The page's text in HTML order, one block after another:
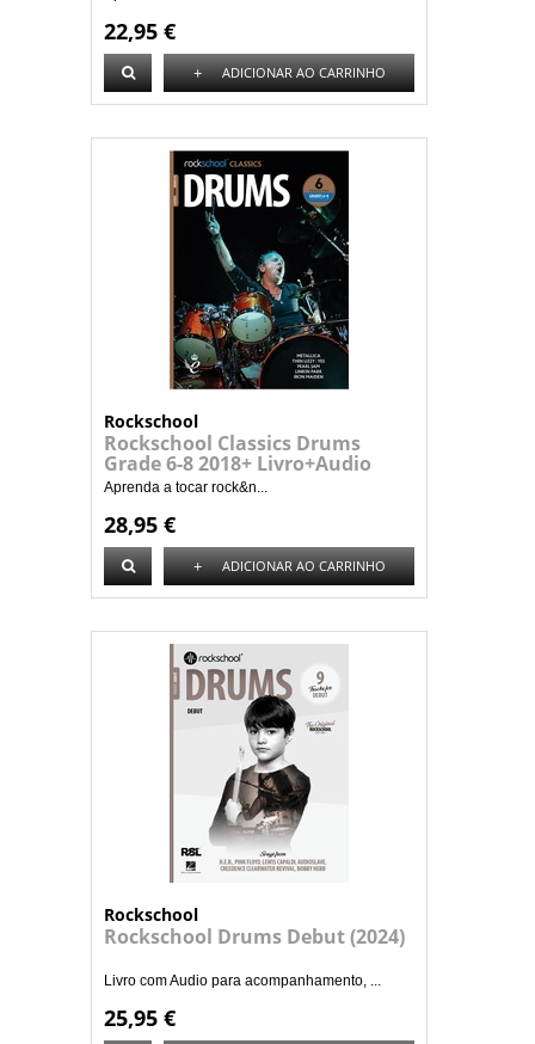
22,95 €
+ ADICIONAR AO CARRINHO
Rockschool
Rockschool Classics Drums
Grade 6-8 2018+ Livro+Audio
Aprenda a tocar rock&n...
28,95 €
+ ADICIONAR AO CARRINHO
Rockschool
Rockschool Drums Debut (2024)
Livro com Audio para acompanhamento, ...
25,95 €